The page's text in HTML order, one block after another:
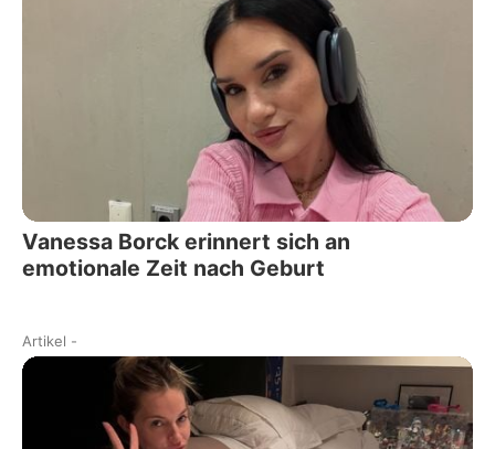
Vanessa Borck erinnert sich an
emotionale Zeit nach Geburt
Artikel -